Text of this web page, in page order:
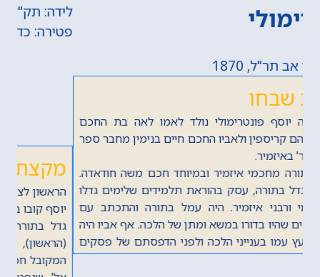
לידה: תק"ל, 1770
פטירה: כד אב תרי"ד, 1854
מקצת שבחו
הראשון לציון, חכם יצחק קובו נולד לאימו ולאביו חכם חזקיה
יוסף קובו בשנת תק"ל (1770) בירושלים.
גדל בתורה וביראה על ברכי סבו, הדיין חכם יצחק קובו
(הראשון), שנפטר בשנת תקס"ז (1807), ועל ברכי אביו,
המקובל חכם חזקיה יוסף קובו, ראש ישיבת המקובלים 'בית